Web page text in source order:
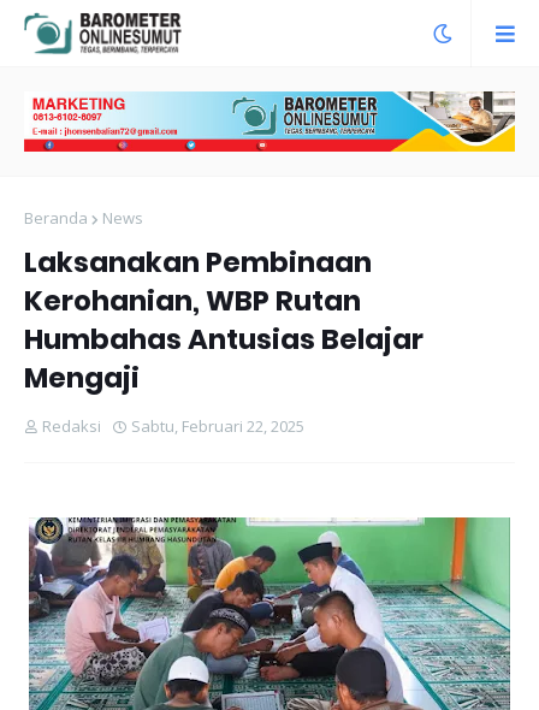
Beranda News
Laksanakan Pembinaan
Kerohanian, WBP Rutan
Humbahas Antusias Belajar
Mengaji
Redaksi Sabtu, Februari 22, 2025